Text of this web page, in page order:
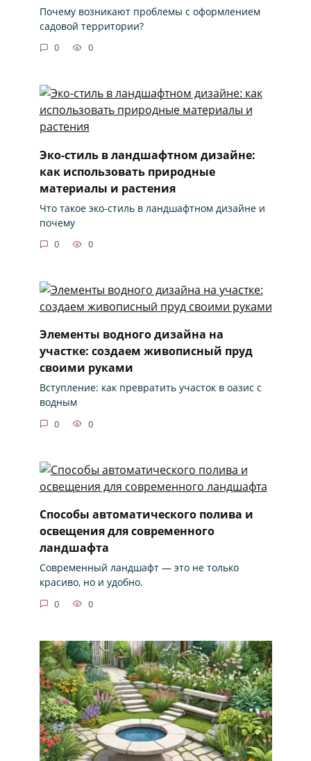
Почему возникают проблемы с оформлением
садовой территории?
0 0
Эко-стиль в ландшафтном дизайне:
как использовать природные
материалы и растения
Что такое эко-стиль в ландшафтном дизайне и
почему
0 0
Элементы водного дизайна на
участке: создаем живописный пруд
своими руками
Вступление: как превратить участок в оазис с
водным
0 0
Способы автоматического полива и
освещения для современного
ландшафта
Современный ландшафт — это не только
красиво, но и удобно.
0 0